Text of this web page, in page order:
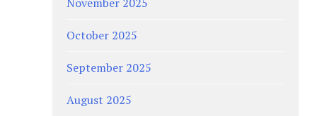
October 2025
September 2025
August 2025